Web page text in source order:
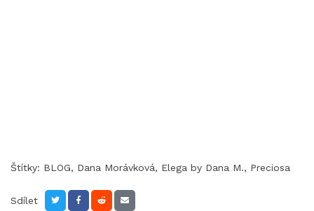
Štítky: BLOG, Dana Morávková, Elega by Dana M., Preciosa
Sdílet